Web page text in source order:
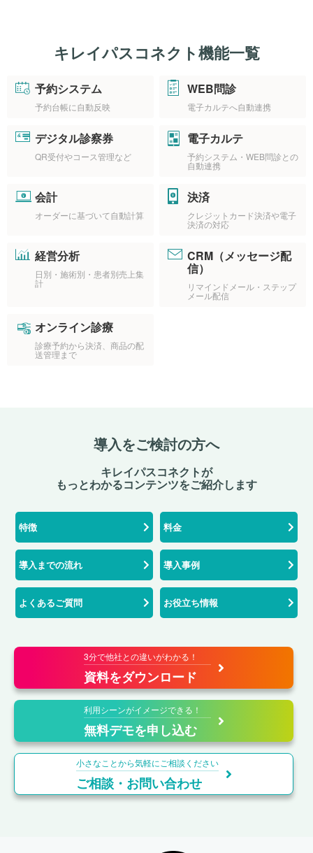
キレイパスコネクト機能一覧
予約システム
予約台帳に自動反映
WEB問診
電子カルテへ自動連携
デジタル診察券
QR受付やコース管理など
電子カルテ
予約システム・WEB問診との
自動連携
会計
オーダーに基づいて自動計算
決済
クレジットカード決済や電子
決済の対応
経営分析
日別・施術別・患者別売上集
計
CRM（メッセージ配
信）
リマインドメール・ステップ
メール配信
オンライン診療
診療予約から決済、商品の配
送管理まで
導入をご検討の方へ
キレイパスコネクトが
もっとわかるコンテンツをご紹介します
特徴 料金
導入までの流れ 導入事例
よくあるご質問 お役立ち情報
3分で他社との違いがわかる！
資料をダウンロード
利用シーンがイメージできる！
無料デモを申し込む
小さなことから気軽にご相談ください
ご相談・お問い合わせ